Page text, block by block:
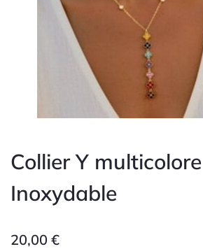
Collier Y
Inoxydable
20,00 €